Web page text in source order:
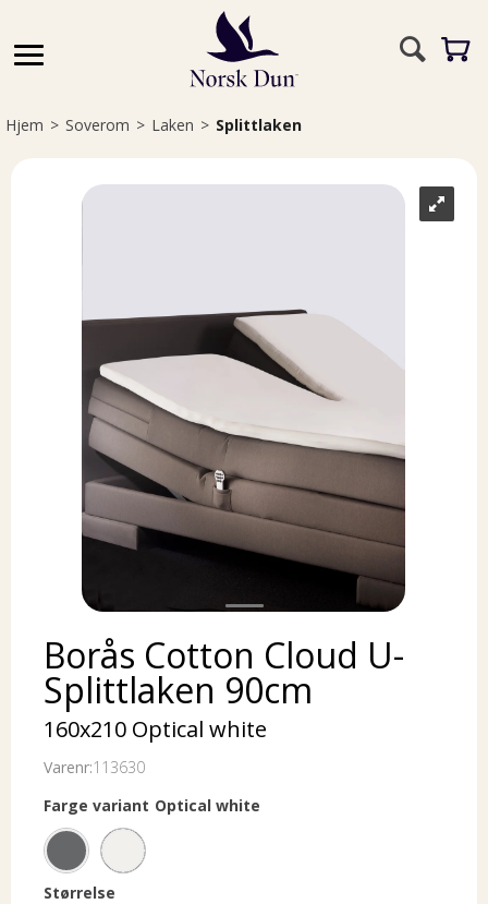
Hjem>Soverom>Laken>Splittlaken
Borås Cotton Cloud U-
Splittlaken 90cm
160x210 Optical white
Varenr:113630
Farge variant Optical white
Størrelse